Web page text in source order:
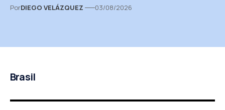
PorDIEGO VELÁZQUEZ 03/08/2026
Brasil